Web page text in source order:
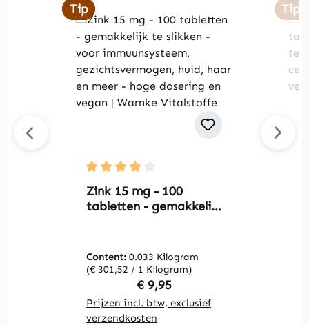
Tip
Tip
Average rating of 4 out of 5 stars
Zink 15 mg - 100
tabletten - gemakkelijk
gezichtsvermogen,
huid, haar en meer -
hoge dosering en
vegan | Warnke
Vitalstoffe
Content: 0.033 Kilogram
(€ 301,52 / 1 Kilogram)
Regular price:
€ 9,95
Prijzen incl. btw, exclusief
verzendkosten
Tip